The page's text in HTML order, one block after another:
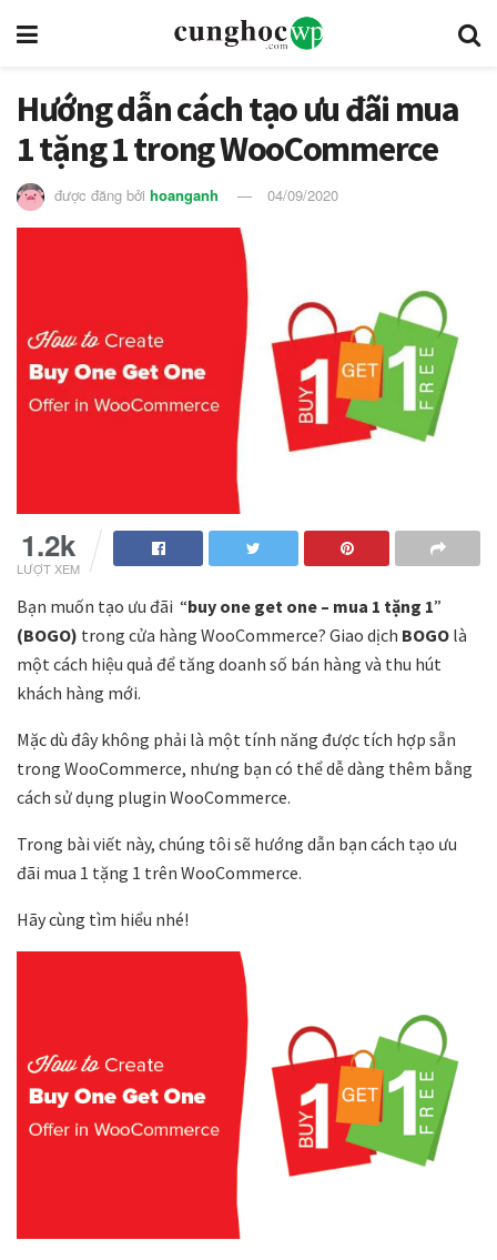
Hướng dẫn cách tạo ưu đãi mua
1 tặng 1 trong WooCommerce
được đăng bởi hoanganh 04/09/2020
1.2k
LƯỢT XEM
Bạn muốn tạo ưu đãi “buy one get one – mua 1 tặng 1”
(BOGO) trong cửa hàng WooCommerce? Giao dịch BOGO là
một cách hiệu quả để tăng doanh số bán hàng và thu hút
khách hàng mới.
Mặc dù đây không phải là một tính năng được tích hợp sẵn
trong WooCommerce, nhưng bạn có thể dễ dàng thêm bằng
cách sử dụng plugin WooCommerce.
Trong bài viết này, chúng tôi sẽ hướng dẫn bạn cách tạo ưu
đãi mua 1 tặng 1 trên WooCommerce.
Hãy cùng tìm hiểu nhé!